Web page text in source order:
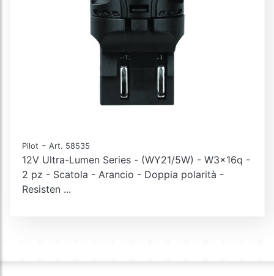
Pilot - Art. 58535
12V Ultra-Lumen Series - (WY21/5W) - W3x16q -
2 pz - Scatola - Arancio - Doppia polarità -
Resisten ...